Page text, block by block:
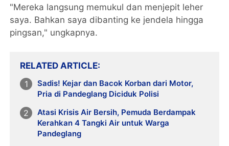
"Mereka langsung memukul dan menjepit leher
saya. Bahkan saya dibanting ke jendela hingga
pingsan," ungkapnya.
RELATED ARTICLE
Sadis! Kejar dan Bacok Korban dari Motor,
Pria di Pandeglang Diciduk Polisi
Atasi Krisis Air Bersih, Pemuda Berdampak
Kerahkan 4 Tangki Air untuk Warga
Pandeglang